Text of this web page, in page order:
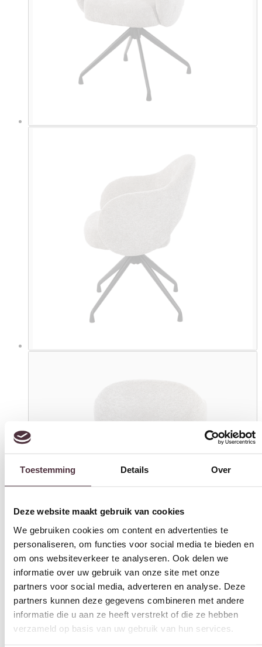
Toestemming Details Over
Deze website maakt gebruik van cookies
We gebruiken cookies om content en advertenties te
personaliseren, om functies voor social media te bieden en
om ons websiteverkeer te analyseren. Ook delen we
informatie over uw gebruik van onze site met onze
partners voor social media, adverteren en analyse. Deze
partners kunnen deze gegevens combineren met andere
informatie die u aan ze heeft verstrekt of die ze hebben
verzameld op basis van uw gebruik van hun services.
Tower Living eetkamerstoel Porto draaibaar met arm beige
159,00